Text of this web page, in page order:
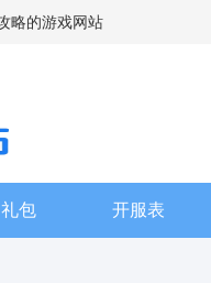
略的游戏网站
礼包 开服表